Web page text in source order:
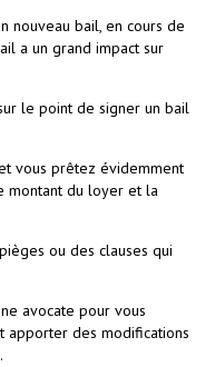
nouveau bail, en cours de
a un grand impact sur
le point de signer un bail
vous prêtez évidemment
montant du loyer et la
ou des clauses qui
avocate pour vous
apporter des modifications